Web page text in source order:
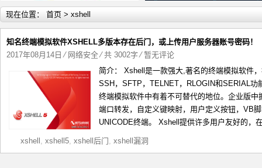
详细内容
ThinkPHP v5.1.22曝出
现在位置： 首页 > xshell
知名终端模拟软件XSHELL多版本存在后门，或上传用户服务器账号密码！
2017年08月14日 ⁄ 网络安全⁄ 共 3002字⁄暂无评论
简介： Xshell是一款强大,著名的终端模拟软件
SSH，SFTP，TELNET，RLOGIN和SERIAL
终端模拟软件中有着不可替代的地位。企业版
端口转发，自定义键映射，用户定义按钮，VB
UNICODE终端。 Xshell提供许多用户友好的，
xshell , xshell5, xshell后门 , xshell漏洞